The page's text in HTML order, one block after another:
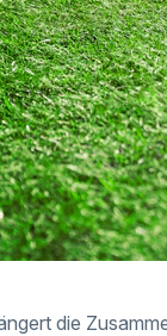
die